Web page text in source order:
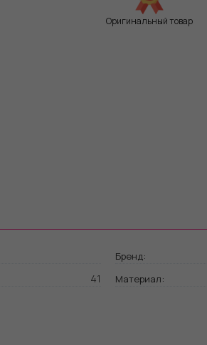
Оригинальный товар
Бренд:
41 Материал: